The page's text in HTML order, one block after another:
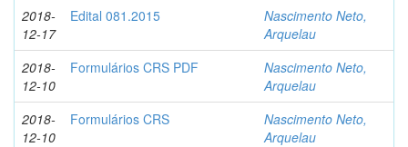
2018-
12-17
Edital 081.2015
Nascimento Neto,
Arquelau
2018-
12-10
Formulários CRS PDF
Nascimento Neto,
Arquelau
2018-
12-10
Formulários CRS
Nascimento Neto,
Arquelau